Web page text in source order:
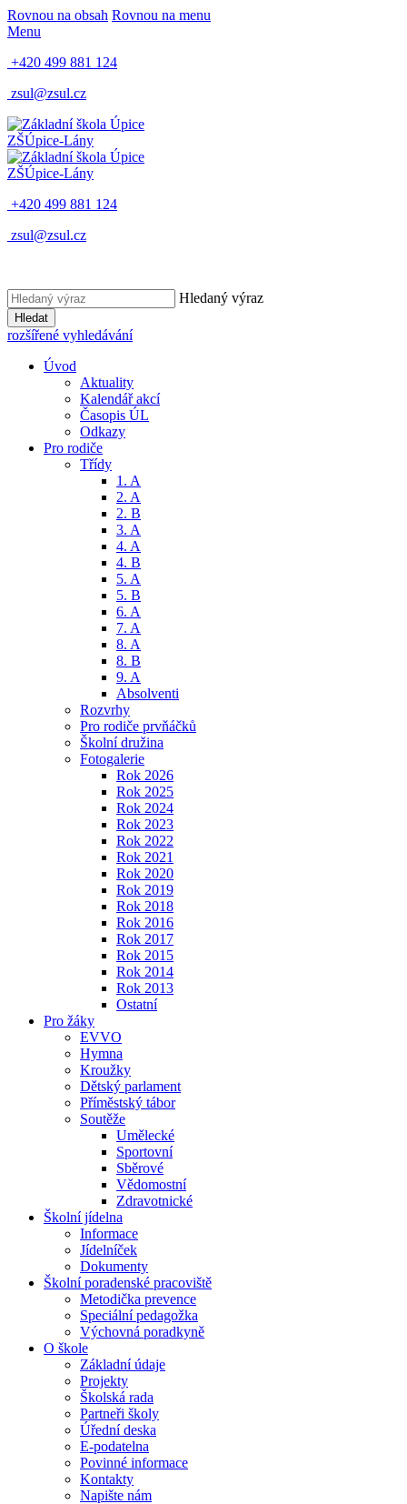
Rovnou na obsah Rovnou na menu
Menu
+420 499 881 124
zsul@zsul.cz
ZŠÚpice-Lány
ZŠÚpice-Lány
+420 499 881 124
zsul@zsul.cz
Hledaný výraz
Hledat
rozšířené vyhledávání
Úvod
Aktuality
Kalendář akcí
Časopis ÚL
Odkazy
Pro rodiče
Třídy
1. A
2. A
2. B
3. A
4. A
4. B
5. A
5. B
6. A
7. A
8. A
8. B
9. A
Absolventi
Rozvrhy
Pro rodiče prvňáčků
Školní družina
Fotogalerie
Rok 2026
Rok 2025
Rok 2024
Rok 2023
Rok 2022
Rok 2021
Rok 2020
Rok 2019
Rok 2018
Rok 2016
Rok 2017
Rok 2015
Rok 2014
Rok 2013
Ostatní
Pro žáky
EVVO
Hymna
Kroužky
Dětský parlament
Příměstský tábor
Soutěže
Umělecké
Sportovní
Sběrové
Vědomostní
Zdravotnické
Školní jídelna
Informace
Jídelníček
Dokumenty
Školní poradenské pracoviště
Metodička prevence
Speciální pedagožka
Výchovná poradkyně
O škole
Základní údaje
Projekty
Školská rada
Partneři školy
Úřední deska
E-podatelna
Povinné informace
Kontakty
Napište nám